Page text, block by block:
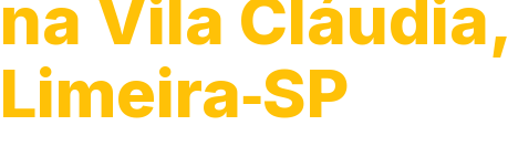
na Vila Cláudia,
Limeira‑SP